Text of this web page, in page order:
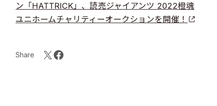
ン「HATTRICK」、読売ジャイアンツ 2022橙魂
ユニホームチャリティーオークションを開催！
Share